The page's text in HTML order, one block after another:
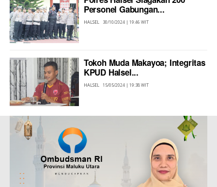
Personel Gabungan...
HALSEL 30/10/2024 | 19:46 WIT
Tokoh Muda Makayoa; Integritas
KPUD Halsel...
HALSEL 15/05/2024 | 19:38 WIT